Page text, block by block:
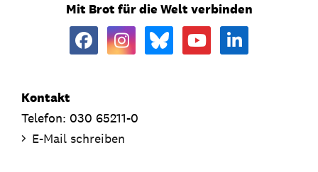
Mit Brot für die Welt verbinden
Kontakt
Telefon: 030 65211-0
E-Mail schreiben